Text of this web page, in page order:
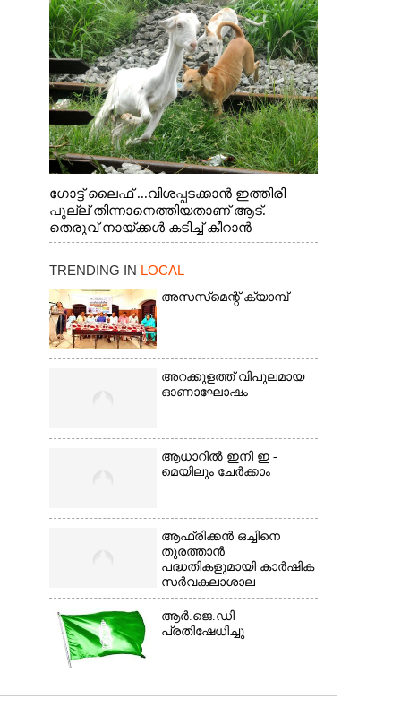
ഗോട്ട് ലൈഫ് ...വിശപ്പടക്കാൻ ഇത്തിരി
പുല്ല് തിന്നാനെത്തിയതാണ് ആട്.
തെരുവ് നായ്ക്കൾ കടിച്ച് കീറാൻ
വന്നതോടെ വയറിന്റെ ആന്തൽ മറന്ന്
വാത്തുരുത്തിയിൽ നിന്നുള്ള കാഴ്ച
TRENDING IN LOCAL
അസസ്‌മെന്റ് ക്യാമ്പ്
അറക്കുളത്ത് വിപുലമായ
ഓണാഘോഷം
ആധാറിൽ ഇനി ഇ -
മെയിലും ചേർക്കാം
ആഫ്രിക്കൻ ഒച്ചിനെ
തുരത്താൻ
പദ്ധതികളുമായി കാർഷിക
സർവകലാശാല
ആർ.ജെ.ഡി
പ്രതിഷേധിച്ചു